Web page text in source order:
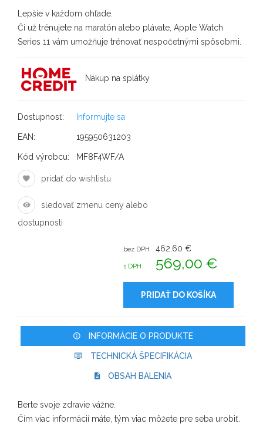
Lepšie v každom ohľade.
Či už trénujete na maratón alebo plávate, Apple Watch
Series 11 vám umožňuje trénovať nespočetnými spôsobmi.
Nákup na splátky
Dostupnosť: Informujte sa
EAN: 195950631203
Kód výrobcu: MF8F4WF/A
pridať do wishlistu
sledovať zmenu ceny alebo
dostupnosti
bez DPH 462,60 €
s DPH 569,00 €
PRIDAŤ DO KOŠÍKA
INFORMÁCIE O PRODUKTE
TECHNICKÁ ŠPECIFIKÁCIA
OBSAH BALENIA
Berte svoje zdravie vážne.
Čím viac informácií máte, tým viac môžete pre seba urobiť.